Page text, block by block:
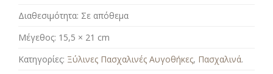
Διαθεσιμότητα: Σε απόθεμα
Μέγεθος: 15,5 × 21 cm
Κατηγορίες: Ξύλινες Πασχαλινές Αυγοθήκες, Πασχαλινά.